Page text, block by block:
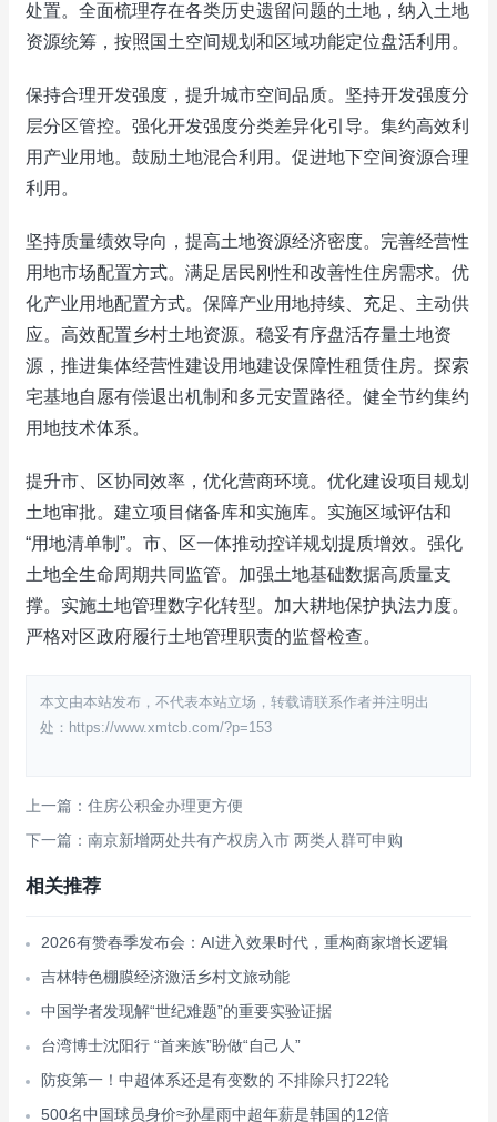
处置。全面梳理存在各类历史遗留问题的土地，纳入土地
资源统筹，按照国土空间规划和区域功能定位盘活利用。
保持合理开发强度，提升城市空间品质。坚持开发强度分
层分区管控。强化开发强度分类差异化引导。集约高效利
用产业用地。鼓励土地混合利用。促进地下空间资源合理
利用。
坚持质量绩效导向，提高土地资源经济密度。完善经营性
用地市场配置方式。满足居民刚性和改善性住房需求。优
化产业用地配置方式。保障产业用地持续、充足、主动供
应。高效配置乡村土地资源。稳妥有序盘活存量土地资
源，推进集体经营性建设用地建设保障性租赁住房。探索
宅基地自愿有偿退出机制和多元安置路径。健全节约集约
用地技术体系。
提升市、区协同效率，优化营商环境。优化建设项目规划
土地审批。建立项目储备库和实施库。实施区域评估和
“用地清单制”。市、区一体推动控详规划提质增效。强化
土地全生命周期共同监管。加强土地基础数据高质量支
撑。实施土地管理数字化转型。加大耕地保护执法力度。
严格对区政府履行土地管理职责的监督检查。
本文由本站发布，不代表本站立场，转载请联系作者并注明出
处：https://www.xmtcb.com/?p=153
上一篇：住房公积金办理更方便
下一篇：南京新增两处共有产权房入市 两类人群可申购
相关推荐
2026有赞春季发布会：AI进入效果时代，重构商家增长逻辑
吉林特色棚膜经济激活乡村文旅动能
中国学者发现解“世纪难题”的重要实验证据
台湾博士沈阳行 “首来族”盼做“自己人”
防疫第一！中超体系还是有变数的 不排除只打22轮
500名中国球员身价≈孙星雨中超年薪是韩国的12倍